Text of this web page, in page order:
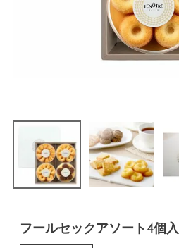
フールセックアソート4個入